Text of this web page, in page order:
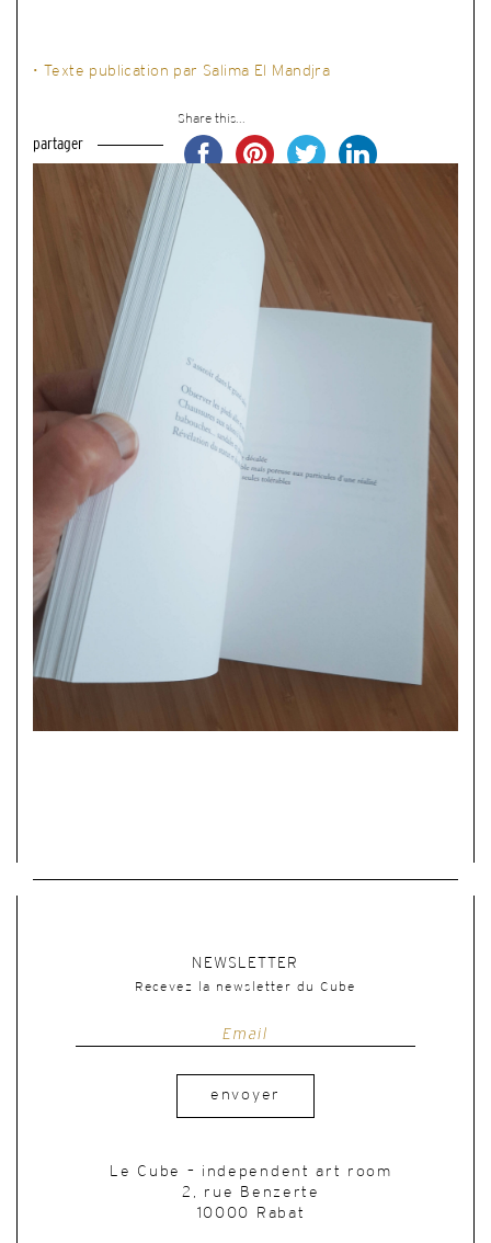
• Texte publication par Salima El Mandjra
partager
Share this...
NEWSLETTER
Recevez la newsletter du Cube
envoyer
Le Cube – independent art room
2, rue Benzerte
10000 Rabat